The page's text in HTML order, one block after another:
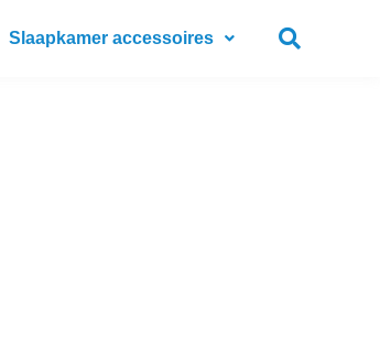
Slaapkamer accessoires